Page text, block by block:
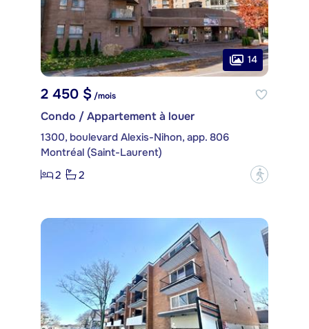
14
2 450 $/mois
Condo / Appartement à louer
1300, boulevard Alexis-Nihon, app. 806
Montréal (Saint-Laurent)
2
2 ?